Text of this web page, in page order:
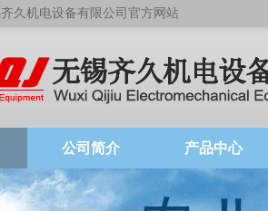
久机电设备有限公司官方网站
公司简介 产品中心